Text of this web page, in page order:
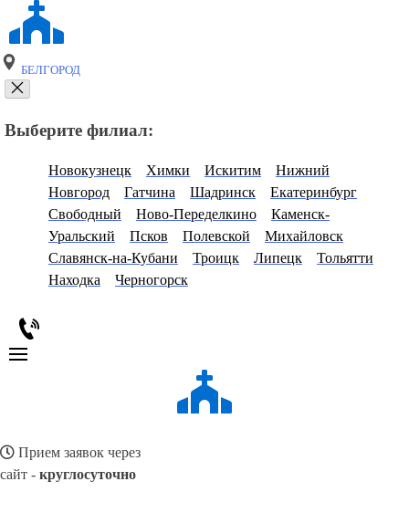
БЕЛГОРОД
Выберите филиал:
Новокузнецк Химки Искитим
Нижний
Новгород
Гатчина Шадринск
Екатеринбург
Свободный
Ново-Переделкино
Каменск-
Уральский
Псков Полевской
Михайловск
Славянск-на-Кубани
Троицк Липецк
Тольятти
Находка
Черногорск
Прием заявок через
сайт - круглосуточно